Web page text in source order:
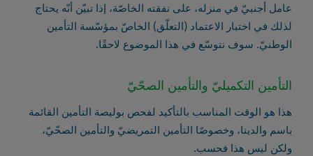
عامل أجنبيّ في منزله، على نفقته الخاصّة، إذا تبيّن أنّه يحتاج
لذلك في اختبار الاعتماد (التعلّق) الخاصّ بمؤسّسة التأمين
الوطنيّ. سوف نتوسّع في هذا الموضوع لاحقًا.
التأمين التكميليّ والتأمين الصحّيّ
هذا هو الوقت المناسب بالتأكيد لفحص بوليصة التأمين القائمة
باسم والدينا، وخصوصًا التأمين التمريضيّ والتأمين الصحّيّ،
ولكن ليس هذا فحسب.